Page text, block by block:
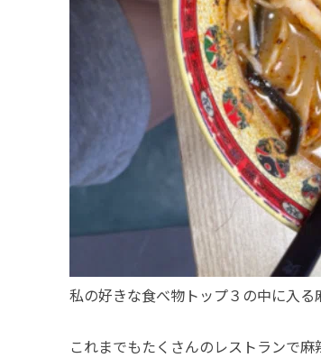
私の好きな食べ物トップ３の中に入る
これまでもたくさんのレストランで